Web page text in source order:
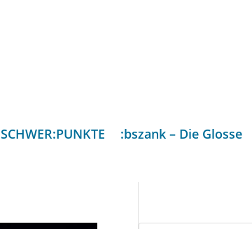
SCHWER:PUNKTE :bszank – Die Glosse